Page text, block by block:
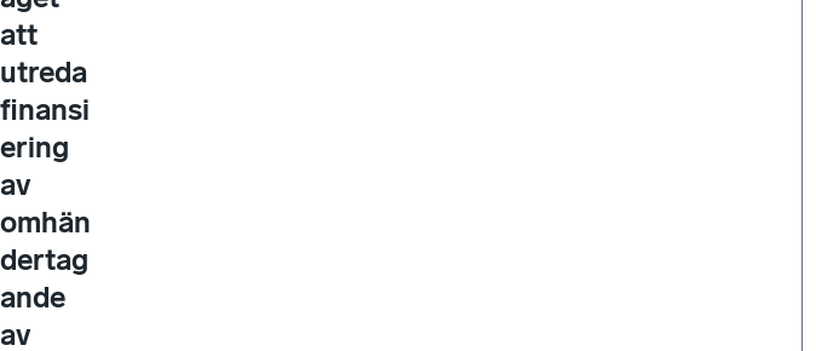
att
utreda
finansi
ering
av
omhän
dertag
ande
av